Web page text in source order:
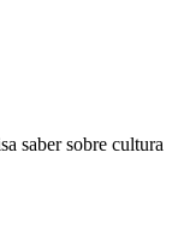
saber sobre cultura